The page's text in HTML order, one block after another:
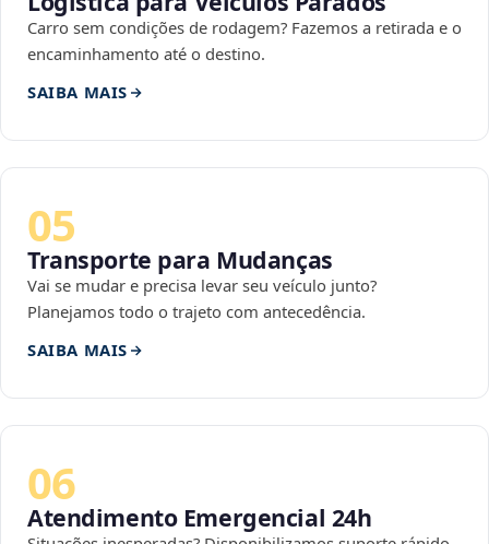
Carro sem condições de rodagem? Fazemos a retirada e o
encaminhamento até o destino.
SAIBA MAIS
05
Transporte para Mudanças
Vai se mudar e precisa levar seu veículo junto?
Planejamos todo o trajeto com antecedência.
SAIBA MAIS
06
Atendimento Emergencial 24h